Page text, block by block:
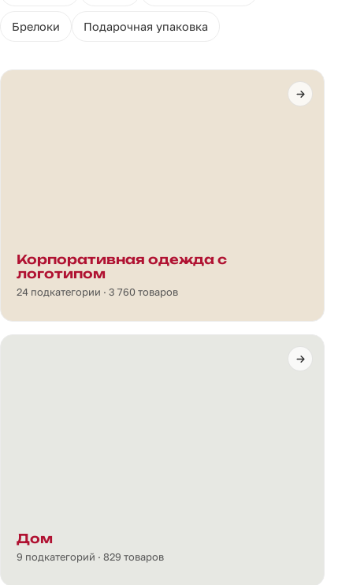
Брелоки Подарочная упаковка
Корпоративная одежда с
логотипом
24 подкатегории · 3 760 товаров
Дом
9 подкатегорий · 829 товаров